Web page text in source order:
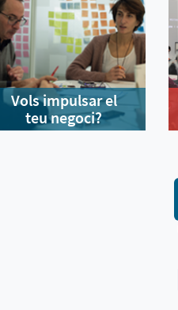
Vols impulsar el
teu negoci?